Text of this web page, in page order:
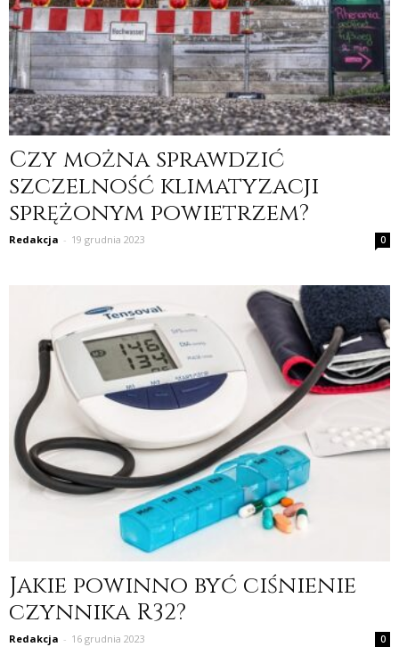
Czy można sprawdzić
szczelność klimatyzacji
sprężonym powietrzem?
Redakcja - 19 grudnia 2023 0
Jakie powinno być ciśnienie
czynnika R32?
Redakcja - 16 grudnia 2023 0